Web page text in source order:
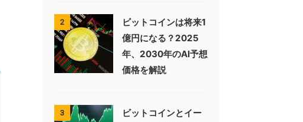
2
ビットコインは将来1
億円になる？2025
年、2030年のAI予想
価格を解説
3
ビットコインとイー